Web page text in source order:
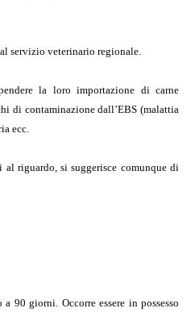
servizio veterinario regionale.
la loro importazione di carne
di contaminazione dall’EBS (malattia
ecc.
riguardo, si suggerisce comunque di
90 giorni. Occorre essere in possesso